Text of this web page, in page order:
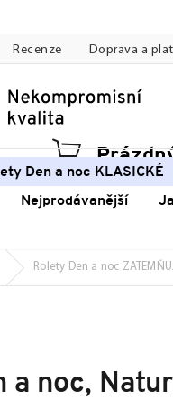
Recenze Doprava a
Den a noc KLASICKÉ
Nejprodávanější
Rolety Den a noc
a noc,